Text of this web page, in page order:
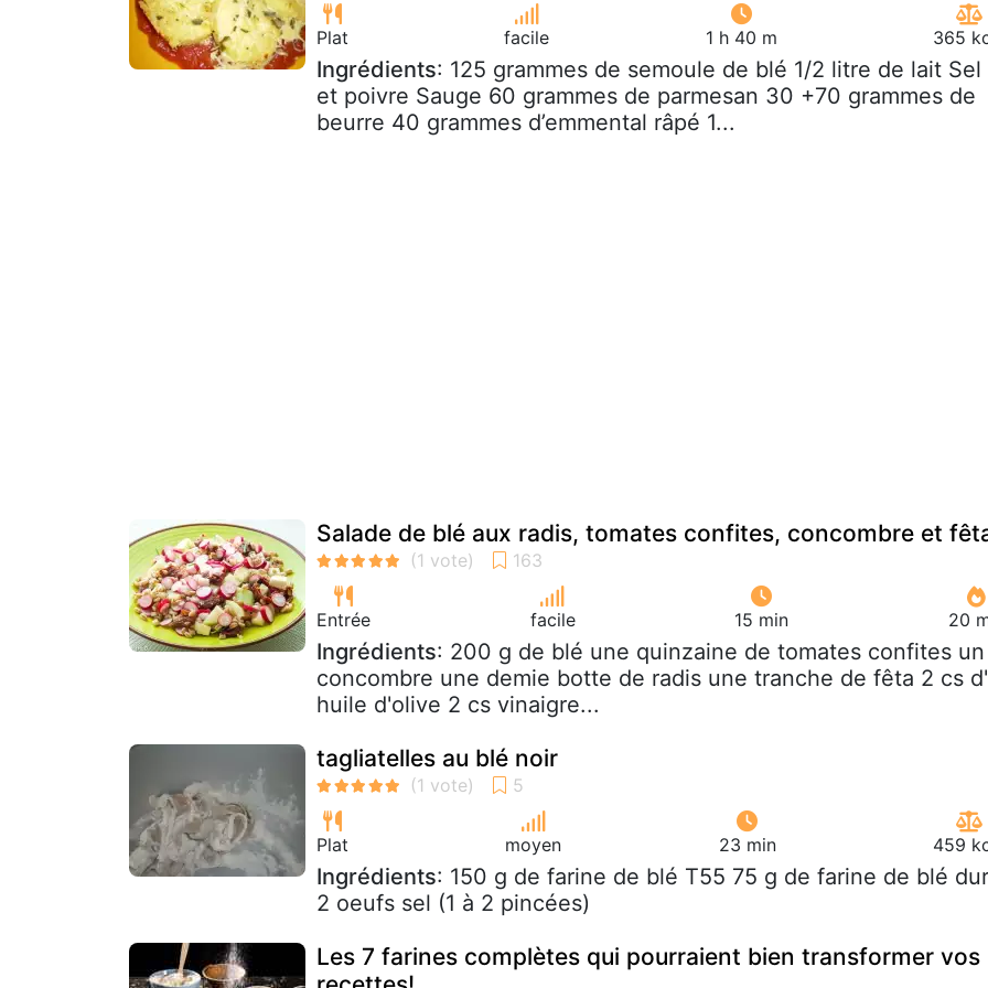
Plat facile 1 h 40 m 365
Ingrédients: 125 grammes de semoule de blé 1/2 litre de lait Sel
et poivre Sauge 60 grammes de parmesan 30 +70 grammes de
beurre 40 grammes d’emmental râpé 1...
Salade de blé aux radis, tomates confites, concombre et
Entrée facile 15 min 20
Ingrédients: 200 g de blé une quinzaine de tomates confites un
concombre une demie botte de radis une tranche de fêta 2 cs d'
huile d'olive 2 cs vinaigre...
tagliatelles au blé noir
Plat moyen 23 min 459
Ingrédients: 150 g de farine de blé T55 75 g de farine de blé dur
2 oeufs sel (1 à 2 pincées)
Les 7 farines complètes qui pourraient bien transformer vos